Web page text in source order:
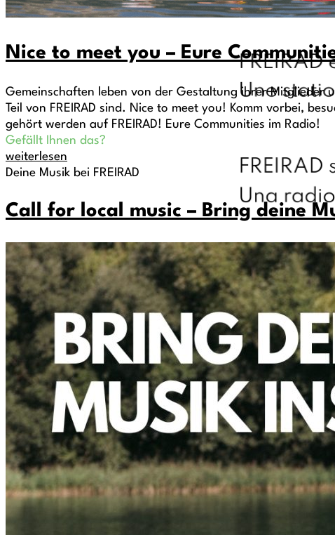
Nice to meet you – Eure
Gemeinschaften leben von der Gestaltung ihrer Mitglieder
Teil von FREIRAD sind. Nice to meet you! Komm vorbei,
gehört werden auf FREIRAD! Eure Communities im Radio!
Gefällt Ihnen das?
weiterlesen
Deine Musik bei FREIRAD
Call for local music – Bring deine